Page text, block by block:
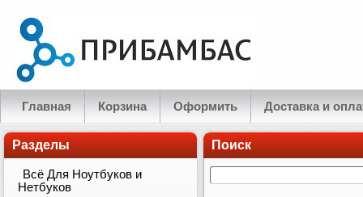
Главная Корзина Оформить Доставка и
Поиск
Разделы
Всё Для Ноутбуков и
Нетбуков